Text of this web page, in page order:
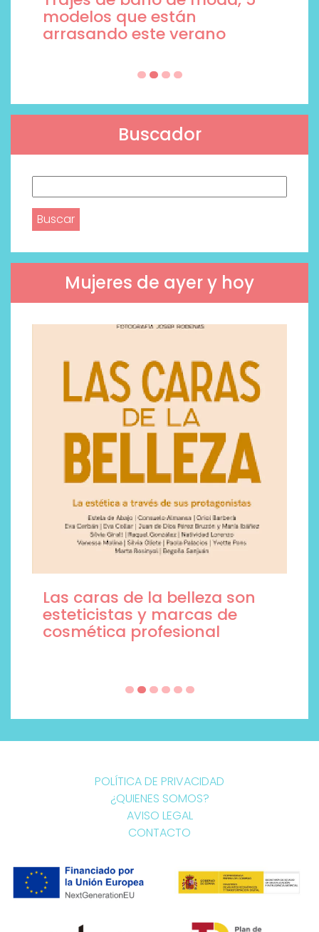
modelos que están
arrasando este verano
Buscador
Mujeres de ayer y hoy
Las caras de la belleza son
esteticistas y marcas de
cosmética profesional
POLÍTICA DE PRIVACIDAD
¿QUIENES SOMOS?
AVISO LEGAL
CONTACTO